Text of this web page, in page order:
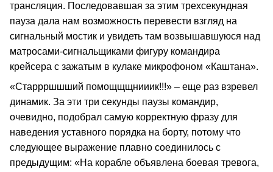
трансляция. Последовавшая за этим трехсекундная
пауза дала нам возможность перевести взгляд на
сигнальный мостик и увидеть там возвышавшуюся над
матросами-сигнальщиками фигуру командира
крейсера с зажатым в кулаке микрофоном «Каштана».
«Старрршшший помощщщнииик!!!» – еще раз взревел
динамик. За эти три секунды паузы командир,
очевидно, подобрал самую корректную фразу для
наведения уставного порядка на борту, потому что
следующее выражение плавно соединилось с
предыдущим: «На корабле объявлена боевая тревога,